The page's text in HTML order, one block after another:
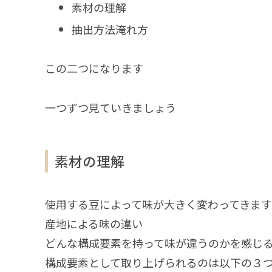
素材の理解
抽出方法淹れ方
この二つになります
一つずつ見ていきましょう
素材の理解
使用する豆によって味が大きく変わってきます
産地による味の違い
どんな構成要素を持って味が違うのかを感じ
構成要素として取り上げられるのは以下の３